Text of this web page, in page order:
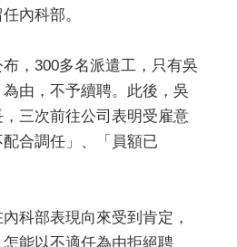
內科部。
，300多名派遣工，只有吳
由，不予續聘。此後，吳
三次前往公司表明受雇意
合調任」、「員額已
科部表現向來受到肯定，
能以不適任為由拒絕聘